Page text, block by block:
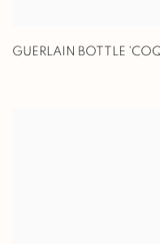
GUERLAIN BOTTLE